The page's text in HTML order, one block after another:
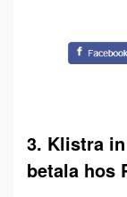
3. Klistra
betala hos